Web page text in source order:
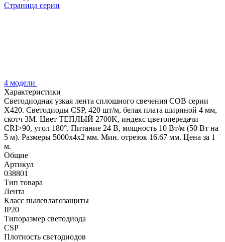
Страница серии
4 модели
Характеристики
Светодиодная узкая лента сплошного свечения COB серии
X420. Светодиоды CSP, 420 шт/м, белая плата шириной 4 мм,
скотч 3M. Цвет ТЕПЛЫЙ 2700K, индекс цветопередачи
CRI>90, угол 180°. Питание 24 В, мощность 10 Вт/м (50 Вт на
5 м). Размеры 5000х4х2 мм. Мин. отрезок 16.67 мм. Цена за 1
м.
Общие
Артикул
038801
Тип товара
Лента
Класс пылевлагозащиты
IP20
Типоразмер светодиода
CSP
Плотность светодиодов